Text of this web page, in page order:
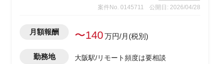
案件No. 0145711
公開日: 2026/04/28
月額報酬 〜140万円/月(税別)
勤務地 大阪駅/リモート頻度は要相談